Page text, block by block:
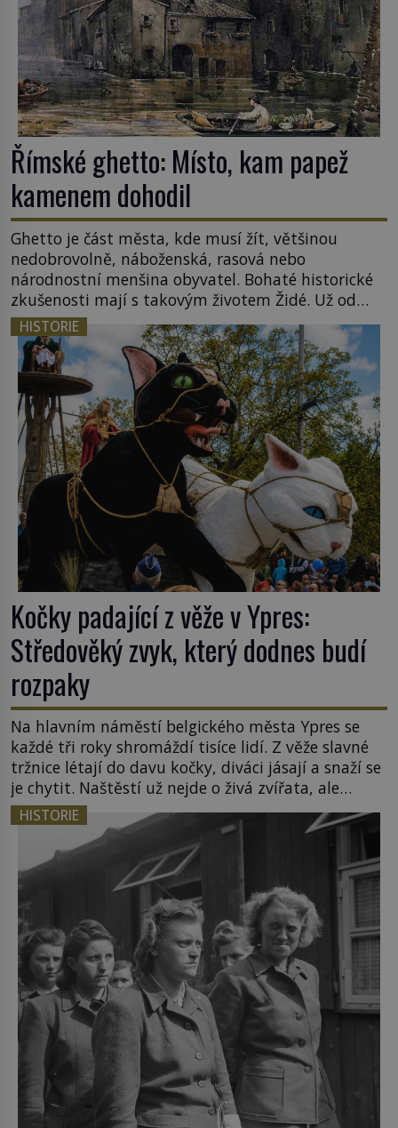
Římské ghetto: Místo, kam papež
kamenem dohodil
Ghetto je část města, kde musí žít, většinou
nedobrovolně, náboženská, rasová nebo
národnostní menšina obyvatel. Bohaté historické
zkušenosti mají s takovým životem Židé. Už od
středověku jsou totiž v každou chvíli nuceni v
nějakém žít. Mezi ty nejslavnější patří i římské
ghetto založené v roce 1555. Pokud jde o vztah
k Židům, nemá se Řím čím chlubit. […]
HISTORIE
Kočky padající z věže v Ypres:
Středověký zvyk, který dodnes budí
rozpaky
Na hlavním náměstí belgického města Ypres se
každé tři roky shromáždí tisíce lidí. Z věže slavné
tržnice létají do davu kočky, diváci jásají a snaží se
je chytit. Naštěstí už nejde o živá zvířata, ale
jenom o plyšové suvenýry. Kdysi to ale bylo jinak.
Tato veselá podívaná připomíná jeden z
nejpodivnějších a zároveň nejkrutějších zvyků […]
HISTORIE